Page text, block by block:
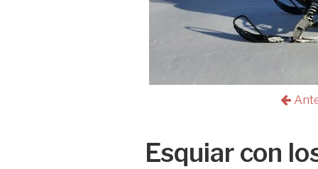
Esquiar con